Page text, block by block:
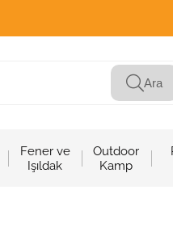
Ara
Fener ve
Işıldak
Outdoor
Kamp